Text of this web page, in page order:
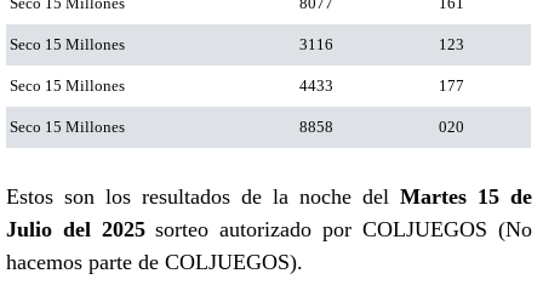
Seco 15 Millones 3116 123
Seco 15 Millones 4433 177
Seco 15 Millones 8858 020
Estos son los resultados de la noche del Martes 15 de
Julio del 2025sorteo autorizado por COLJUEGOS (No
hacemos parte de COLJUEGOS).